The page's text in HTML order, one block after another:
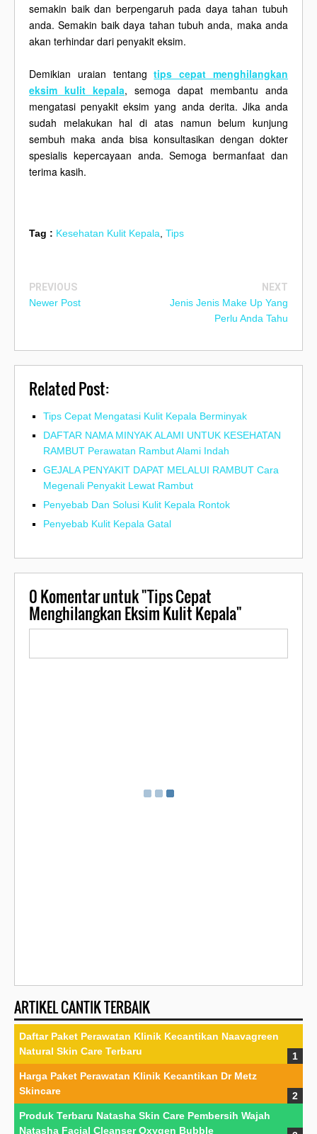
semakin baik dan berpengaruh pada daya tahan tubuh
anda. Semakin baik daya tahan tubuh anda, maka anda
akan terhindar dari penyakit eksim.
Demikian uraian tentangtips cepat menghilangkan
eksim kulit kepala, semoga dapat membantu anda
mengatasi penyakit eksim yang anda derita. Jika anda
sudah melakukan hal di atas namun belum kunjung
sembuh maka anda bisa konsultasikan dengan dokter
spesialis kepercayaan anda. Semoga bermanfaat dan
terima kasih.
Tag : Kesehatan Kulit Kepala Tips
PREVIOUS
Newer Post
NEXT
Jenis Jenis Make Up Yang
Perlu Anda Tahu
Related Post:
Tips Cepat Mengatasi Kulit Kepala Berminyak
DAFTAR NAMA MINYAK ALAMI UNTUK KESEHATAN
RAMBUT Perawatan Rambut Alami Indah
GEJALA PENYAKIT DAPAT MELALUI RAMBUT Cara
Megenali Penyakit Lewat Rambut
Penyebab Dan Solusi Kulit Kepala Rontok
Penyebab Kulit Kepala Gatal
0Komentar untuk "Tips Cepat
Menghilangkan Eksim Kulit Kepala"
ARTIKEL CANTIK TERBAIK
Daftar Paket Perawatan Klinik Kecantikan Naavagreen
Natural Skin Care Terbaru
Harga Paket Perawatan Klinik Kecantikan Dr Metz
Skincare
Produk Terbaru Natasha Skin Care Pembersih Wajah
Natasha Facial Cleanser Oxygen Bubble